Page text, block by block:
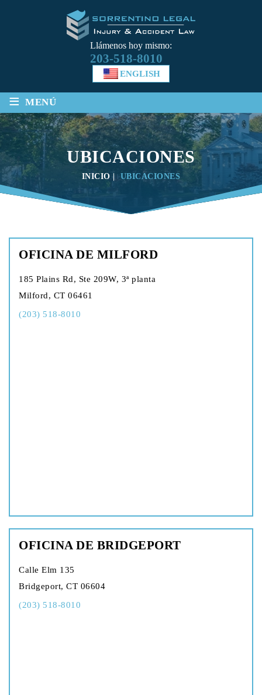
Llámenos hoy mismo:
203-518-8010
ENGLISH
≡ MENÚ
UBICACIONES
INICIO | UBICACIONES
OFICINA DE MILFORD
185 Plains Rd, Ste 209W, 3ª planta
Milford, CT 06461
(203) 518-8010
OFICINA DE BRIDGEPORT
Calle Elm 135
Bridgeport, CT 06604
(203) 518-8010